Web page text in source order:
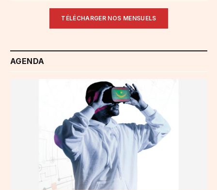
TÉLÉCHARGER NOS MENSUELS
AGENDA